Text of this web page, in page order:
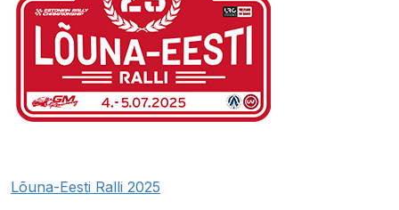
Lõuna-Eesti Ralli 2025